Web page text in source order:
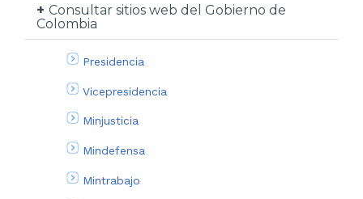
Consultar sitios web del Gobierno de
Colombia
Presidencia
Vicepresidencia
Minjusticia
Mindefensa
Mintrabajo